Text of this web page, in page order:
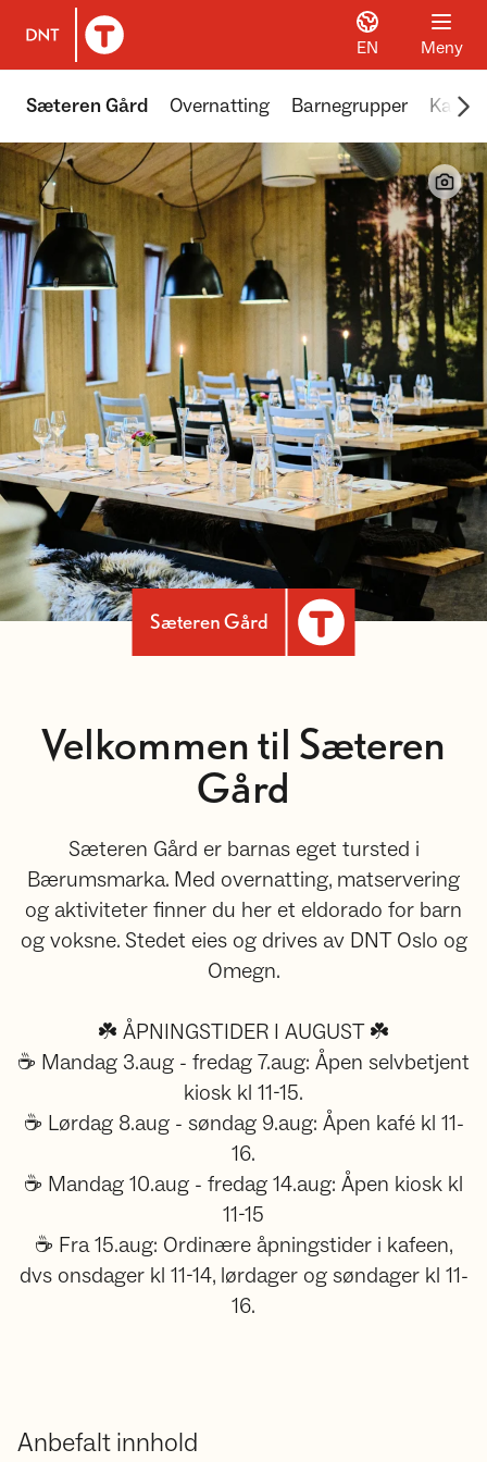
Til DNT.no forside
EN Meny
Sæteren Gård Overnatting Barnegrupper Kafé
Sæteren Gård
Velkommen til Sæteren
Gård
Sæteren Gård er barnas eget tursted i
Bærumsmarka. Med overnatting, matservering
og aktiviteter finner du her et eldorado for barn
og voksne. Stedet eies og drives av DNT Oslo og
Omegn.
☘️ ÅPNINGSTIDER I AUGUST ☘️
☕ Mandag 3.aug - fredag 7.aug: Åpen selvbetjent
kiosk kl 11-15.
☕ Lørdag 8.aug - søndag 9.aug: Åpen kafé kl 11-
16.
☕ Mandag 10.aug - fredag 14.aug: Åpen kiosk kl
11-15
☕ Fra 15.aug: Ordinære åpningstider i kafeen,
dvs onsdager kl 11-14, lørdager og søndager kl 11-
16.
Anbefalt innhold